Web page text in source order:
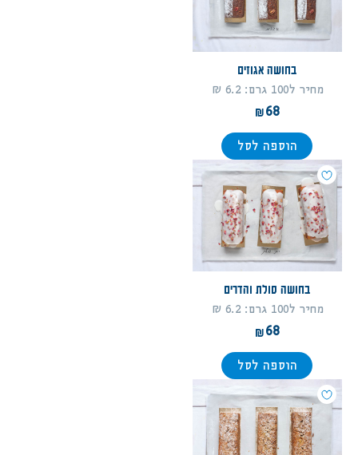
בחושה אגוזים
מחיר ל100 גרם: 6.2 ₪
68
הוספה לסל
בחושה סולת והדרים
מחיר ל100 גרם: 6.2 ₪
68
הוספה לסל